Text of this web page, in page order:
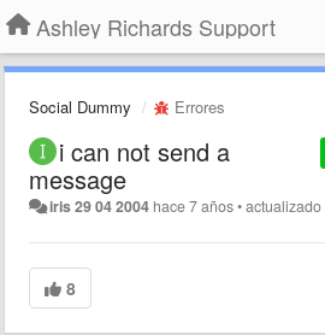
Ashley Richards Support
Social Dummy Errores
i can not send a
message
iris 29 04 2004 hace 7 años•actualizado
8